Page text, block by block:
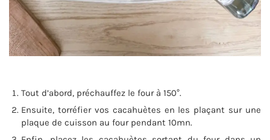
Tout d’abord, préchauffez le four à 150°.
Ensuite, torréfier vos cacahuètes en les plaçant sur une
plaque de cuisson au four pendant 10mn.